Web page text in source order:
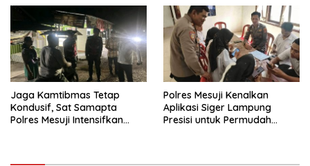
Pembangunan Masjid Desa
Senaning
Jaga Kamtibmas Tetap
Kondusif, Sat Samapta
Polres Mesuji Intensifkan
Polres Mesuji Kenalkan
Aplikasi Siger Lampung
Presisi untuk Permudah